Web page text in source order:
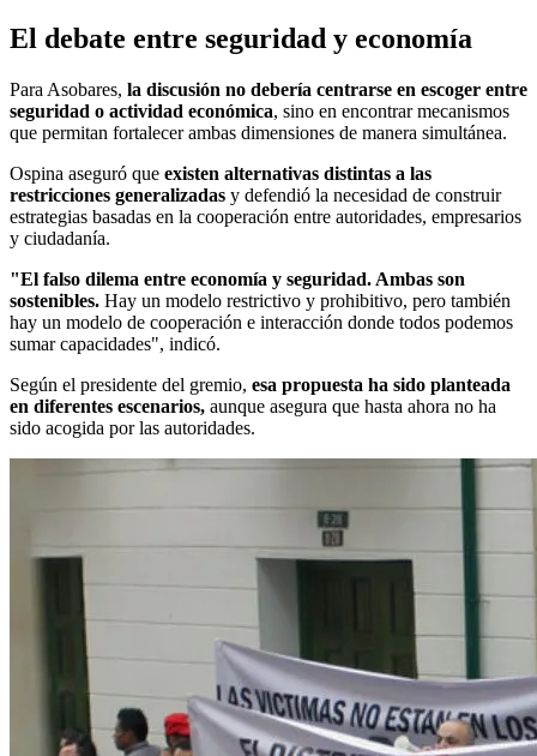
El debate entre seguridad y economía
Para Asobares, la discusión no debería centrarse en escoger entre
seguridad o actividad económica, sino en encontrar mecanismos
que permitan fortalecer ambas dimensiones de manera simultánea.
Ospina aseguró que existen alternativas distintas a las
restricciones generalizadas y defendió la necesidad de construir
estrategias basadas en la cooperación entre autoridades, empresarios
y ciudadanía.
"El falso dilema entre economía y seguridad. Ambas son
sostenibles. Hay un modelo restrictivo y prohibitivo, pero también
hay un modelo de cooperación e interacción donde todos podemos
sumar capacidades", indicó.
Según el presidente del gremio, esa propuesta ha sido planteada
en diferentes escenarios, aunque asegura que hasta ahora no ha
sido acogida por las autoridades.